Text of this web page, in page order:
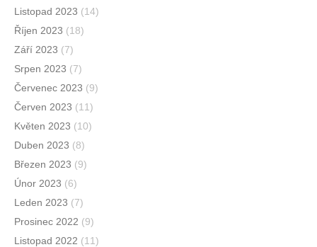
Listopad 2023 (14)
Říjen 2023 (18)
Září 2023 (7)
Srpen 2023 (7)
Červenec 2023 (9)
Červen 2023 (11)
Květen 2023 (10)
Duben 2023 (8)
Březen 2023 (9)
Únor 2023 (6)
Leden 2023 (7)
Prosinec 2022 (9)
Listopad 2022 (11)